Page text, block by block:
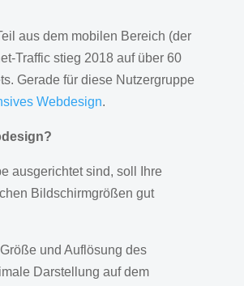
aus dem mobilen Bereich (der
Traffic stieg 2018 auf über 60
Gerade für diese Nutzergruppe
Webdesign.
ausgerichtet sind, soll Ihre
Bildschirmgrößen gut
und Auflösung des
Darstellung auf dem